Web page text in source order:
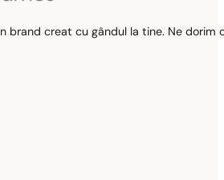
brand creat cu gândul la tine. Ne